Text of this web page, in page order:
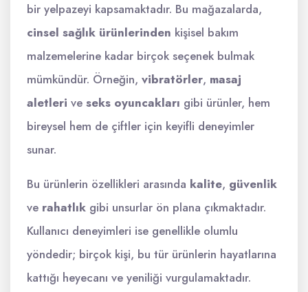
bir yelpazeyi kapsamaktadır. Bu mağazalarda,
cinsel sağlık ürünlerinden kişisel bakım
malzemelerine kadar birçok seçenek bulmak
mümkündür. Örneğin, vibratörler, masaj
aletleri ve seks oyuncakları gibi ürünler, hem
bireysel hem de çiftler için keyifli deneyimler
sunar.
Bu ürünlerin özellikleri arasında kalite, güvenlik
ve rahatlık gibi unsurlar ön plana çıkmaktadır.
Kullanıcı deneyimleri ise genellikle olumlu
yöndedir; birçok kişi, bu tür ürünlerin hayatlarına
kattığı heyecanı ve yeniliği vurgulamaktadır.